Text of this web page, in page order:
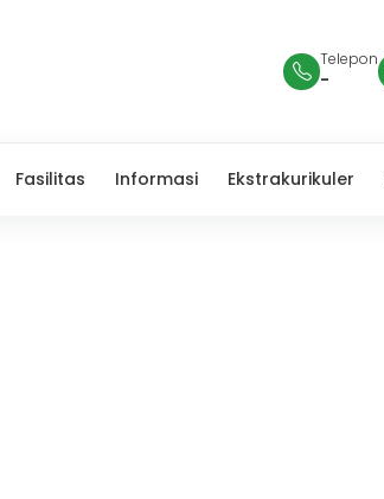
Telepon
-
Fasilitas Informasi Ekstrakurikuler